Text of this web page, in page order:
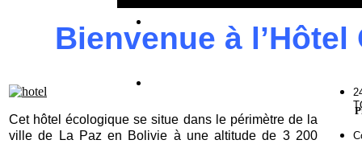
Bienvenue à
Cet hôtel écologique se situe dans le périmètre de la
ville de La Paz en Bolivie à une altitude de 3 200